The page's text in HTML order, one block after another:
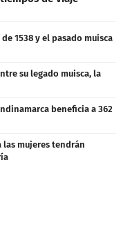
1538 y el pasado muisca
su legado muisca, la
beneficia a 362
mujeres tendrán